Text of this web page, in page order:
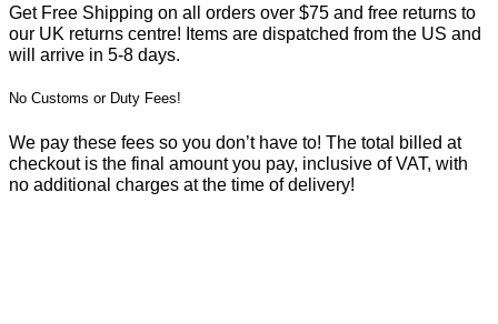
Get Free Shipping on all orders over $75 and free returns to
our UK returns centre! Items are dispatched from the US and
will arrive in 5-8 days.
No Customs or Duty Fees!
We pay these fees so you don’t have to! The total billed at
checkout is the final amount you pay, inclusive of VAT, with
no additional charges at the time of delivery!